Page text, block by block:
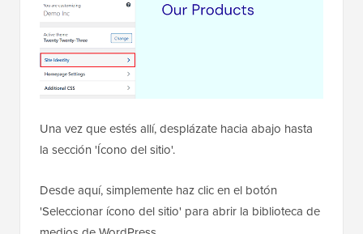
Una vez que estés allí, desplázate hacia abajo hasta
la sección 'Ícono del sitio'.